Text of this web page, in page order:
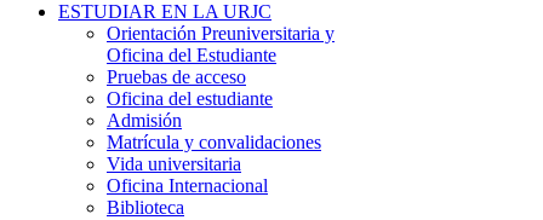
ESTUDIAR EN LA URJC
Orientación Preuniversitaria y
Oficina del Estudiante
Pruebas de acceso
Oficina del estudiante
Admisión
Matrícula y convalidaciones
Vida universitaria
Oficina Internacional
Biblioteca